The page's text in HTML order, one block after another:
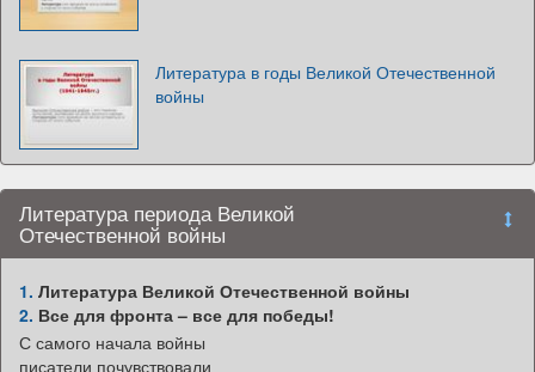
Литература в годы Великой Отечественной
войны
Литература периода Великой
Отечественной войны
1. Литература Великой Отечественной войны
2. Все для фронта – все для победы!
С самого начала войны
писатели почувствовали